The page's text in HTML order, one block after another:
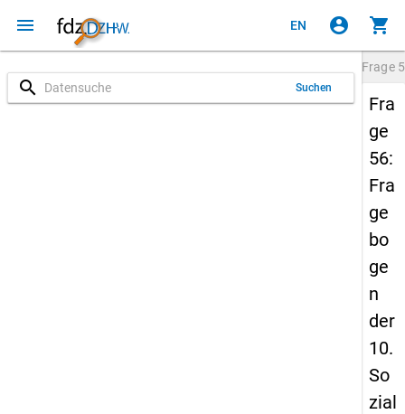
menu EN account_circle shopping_cart
search Suchen
Frage
Fra
ge
56:
Fra
ge
bo
ge
n
der
10.
So
zial